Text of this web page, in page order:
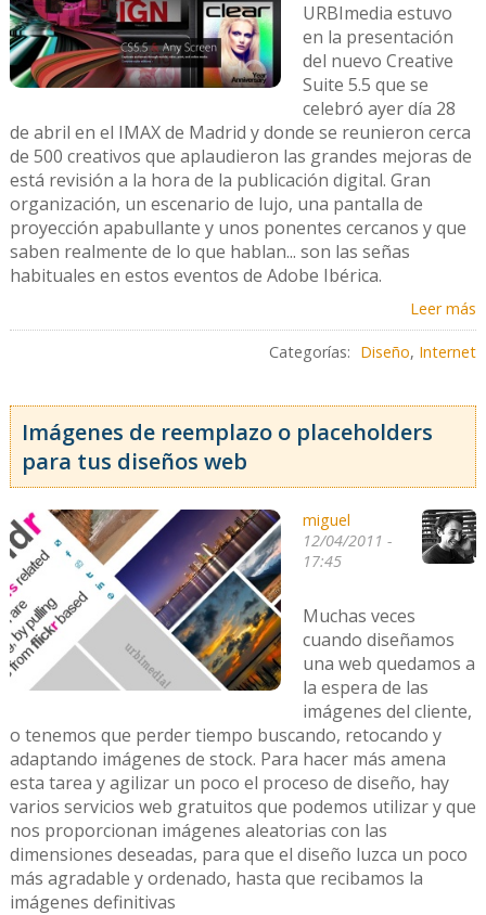
URBImedia estuvo
en la presentación
del nuevo Creative
Suite 5.5 que se
celebró ayer día 28
de abril en el IMAX de Madrid y donde se reunieron cerca
de 500 creativos que aplaudieron las grandes mejoras de
está revisión a la hora de la publicación digital. Gran
organización, un escenario de lujo, una pantalla de
proyección apabullante y unos ponentes cercanos y que
saben realmente de lo que hablan... son las señas
habituales en estos eventos de Adobe Ibérica.
Leer más
Categorías: Diseño, Internet
Imágenes de reemplazo o placeholders
para tus diseños web
miguel
12/04/2011 -
17:45
Muchas veces
cuando diseñamos
una web quedamos a
la espera de las
imágenes del cliente,
o tenemos que perder tiempo buscando, retocando y
adaptando imágenes de stock. Para hacer más amena
esta tarea y agilizar un poco el proceso de diseño, hay
varios servicios web gratuitos que podemos utilizar y que
nos proporcionan imágenes aleatorias con las
dimensiones deseadas, para que el diseño luzca un poco
más agradable y ordenado, hasta que recibamos la
imágenes definitivas